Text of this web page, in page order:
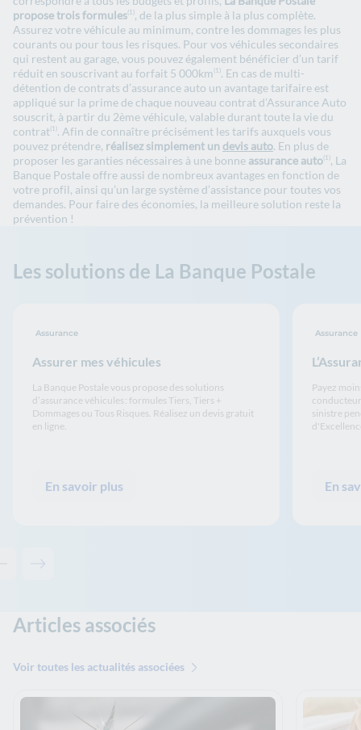
propose trois formules(1), de la plus simple à la plus complète.
Assurez votre véhicule au minimum, contre les dommages les plus
courants ou pour tous les risques. Pour vos véhicules secondaires
qui restent au garage, vous pouvez également bénéficier d’un tarif
réduit en souscrivant au forfait 5 000km (1). En cas de multi-
détention de contrats d’assurance auto un avantage tarifaire est
appliqué sur la prime de chaque nouveau contrat d’Assurance Auto
souscrit, à partir du 2ème véhicule, valable durant toute la vie du
contrat(1). Afin de connaître précisément les tarifs auxquels vous
pouvez prétendre, réalisez simplement undevis auto. En plus de
proposer les garanties nécessaires à une bonne assurance auto(1), La
Banque Postale offre aussi de nombreux avantages en fonction de
votre profil, ainsi qu’un large système d’assistance pour toutes vos
demandes. Pour faire des économies, la meilleure solution reste la
prévention !
Les solutions de La Banque Postale
Assurer mes véhicules
Assurance
La Banque Postale vous propose des solutions
d’assurance véhicules : formules Tiers, Tiers +
Dommages ou Tous Risques. Réalisez un devis gratuit
en ligne.
En savoir plus
Assurance
Payez
sinistre
En
Contenu précédent - Les solutions de La Banque Postale
Contenu suivant - Les solutions de La Banque Postale
Articles associés
Voir toutes les actualités associées